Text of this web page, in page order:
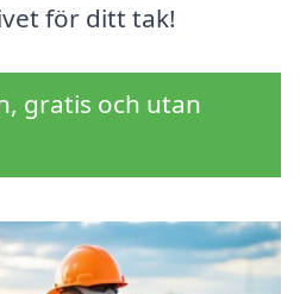
för ditt tak!
gratis och utan